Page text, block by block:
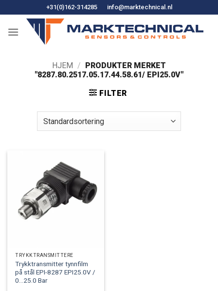
til
innhold
+31(0)162-314285 info@marktechnical.nl
HJEM / PRODUKTER MERKET
"8287.80.2517.05.17.44.58.61/ EPI25.0V"
FILTER
TRYKKTRANSMITTERE
Trykktransmitter tynnfilm
på stål EPI-8287 EPI25.0V /
0...25.0 Bar